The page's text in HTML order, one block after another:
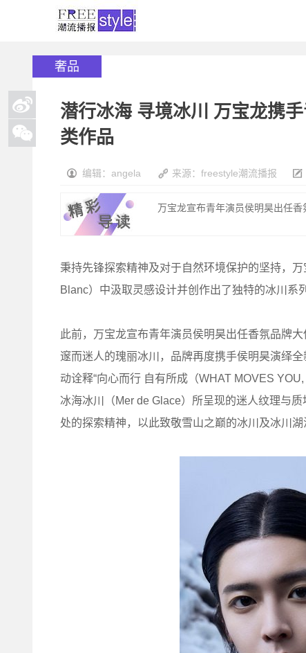
奢品
潜行冰海 寻境冰川 万宝龙携
类作品
编辑：angela 来源：freestyle潮流播报
万宝龙宣布青年演员侯明昊出任香
秉持先锋探索精神及对于自然环境保护的坚持，
Blanc）中汲取灵感设计并创作出了独特的冰川系
此前，万宝龙宣布青年演员侯明昊出任香氛品牌
邃而迷人的瑰丽冰川，品牌再度携手侯明昊演绎
动诠释“向心而行 自有所成（WHAT MOVES
冰海冰川（Mer de Glace）所呈现的迷人纹理与
处的探索精神，以此致敬雪山之巅的冰川及冰川湖